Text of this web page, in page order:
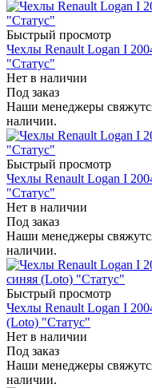
Быстрый просмотр
Чехлы Renault Logan I
"Статус"
Нет в наличии
Под заказ
Наши менеджеры
наличии.
Быстрый просмотр
Чехлы Renault Logan I
"Статус"
Нет в наличии
Под заказ
Наши менеджеры
наличии.
Быстрый просмотр
Чехлы Renault Logan I
(Loto) "Статус"
Нет в наличии
Под заказ
Наши менеджеры
наличии.